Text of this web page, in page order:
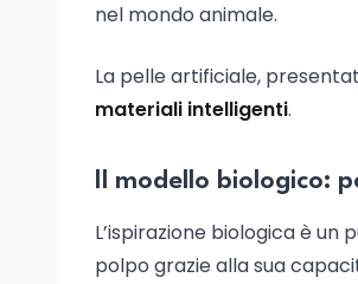
nel mondo animale.
La pelle artificiale,
materiali intelligenti.
Il modello biologico:
L’ispirazione biologica è
polpo grazie alla sua